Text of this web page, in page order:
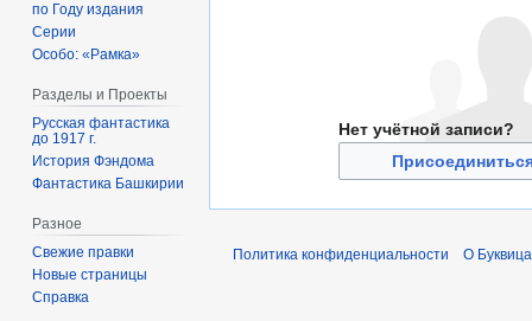
Нет учётной записи?
по Году издания
Серии
Особо: «Рамка»
Разделы и Проекты
Русская фантастика
до 1917 г.
История Фэндома
Фантастика Башкирии
Разное
Свежие правки
Новые страницы
Справка
Политика конфиденциальности О Буквица